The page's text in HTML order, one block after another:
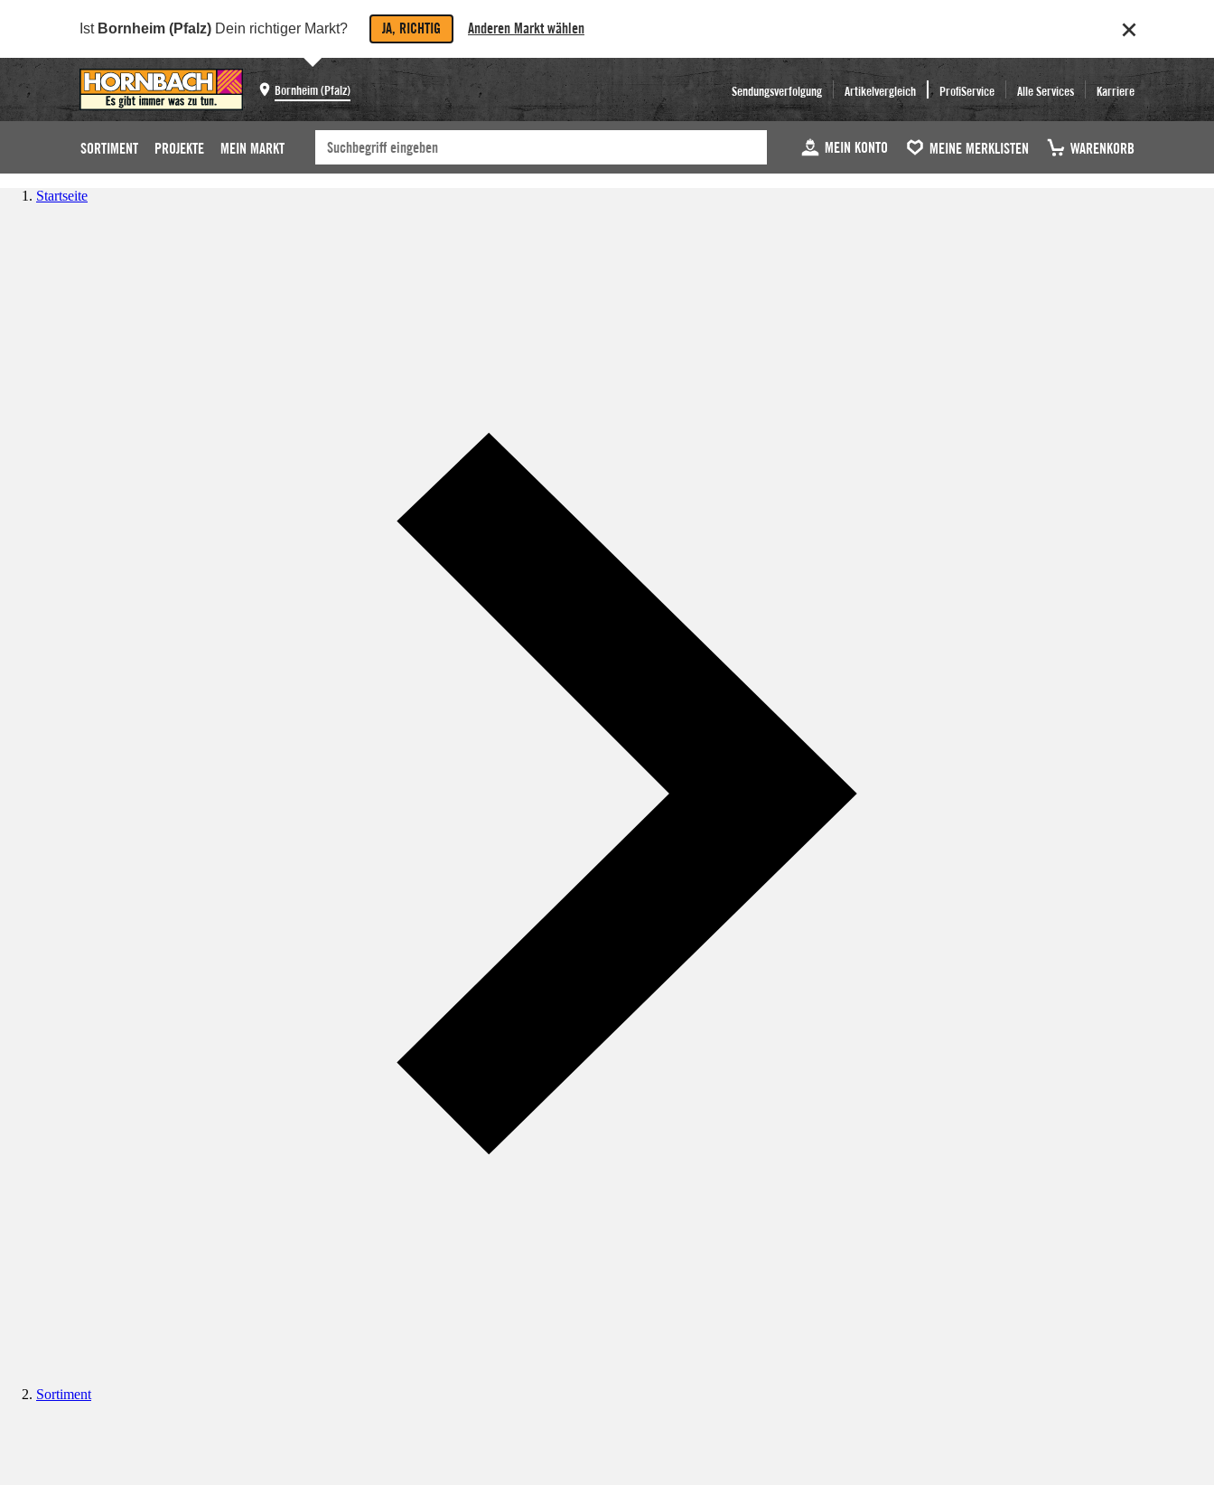
Ist Bornheim (Pfalz) Dein richtiger Markt? JA, RICHTIG Anderen Markt wählen
Bornheim (Pfalz) Sendungsverfolgung Artikelvergleich ProfiService Alle Services Karriere
SORTIMENT PROJEKTE MEIN MARKT MEIN KONTO MEINE MERKLISTEN WARENKORB
Startseite
Sortiment